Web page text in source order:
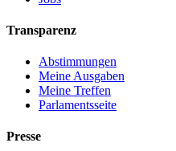
Transparenz
Abstimmungen
Meine Ausgaben
Meine Treffen
Parlamentsseite
Presse